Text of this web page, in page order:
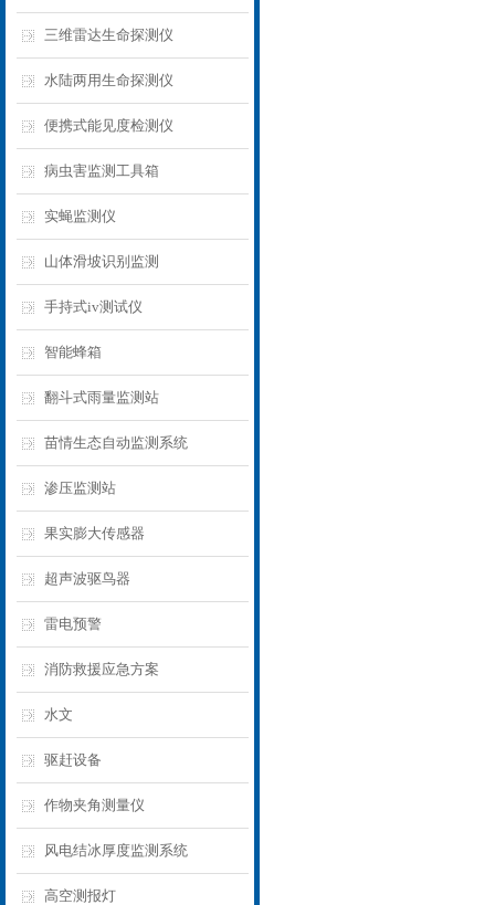
三维雷达生命探测仪
水陆两用生命探测仪
便携式能见度检测仪
病虫害监测工具箱
实蝇监测仪
山体滑坡识别监测
手持式iv测试仪
智能蜂箱
翻斗式雨量监测站
苗情生态自动监测系统
渗压监测站
果实膨大传感器
超声波驱鸟器
雷电预警
消防救援应急方案
水文
驱赶设备
作物夹角测量仪
风电结冰厚度监测系统
高空测报灯